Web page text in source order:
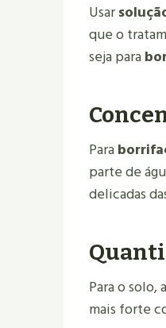
Usar
que o
seja para
Para
parte de
delicadas
Para o solo,
mais forte